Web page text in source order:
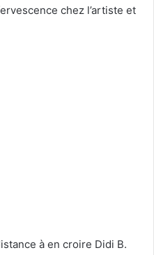
chez l’artiste et
à en croire Didi B.